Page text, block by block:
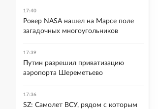
17:40
Ровер NASA нашел на Марсе поле
загадочных многоугольников
17:39
Путин разрешил приватизацию
аэропорта Шереметьево
17:36
SZ: Самолет ВСУ, рядом с которым